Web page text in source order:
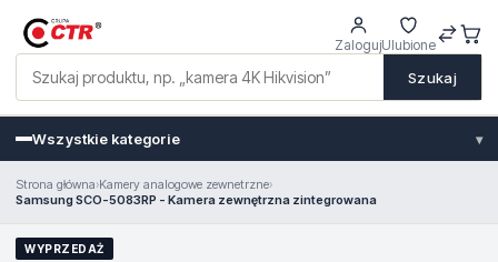
Szukaj
ZalogujUlubione
Wszystkie kategorie ▾
Strona główna›Kamery analogowe zewnetrzne›
Samsung SCO-5083RP - Kamera zewnętrzna zintegrowana
WYPRZEDAŻ